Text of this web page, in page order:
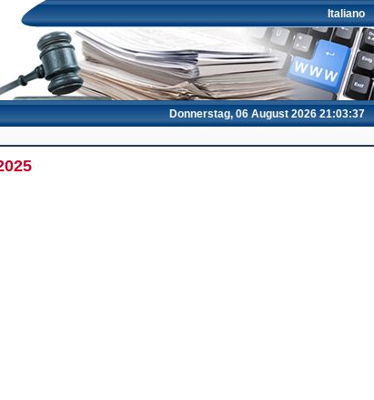
Italiano
Donnerstag, 06 August 2026 21:03:37